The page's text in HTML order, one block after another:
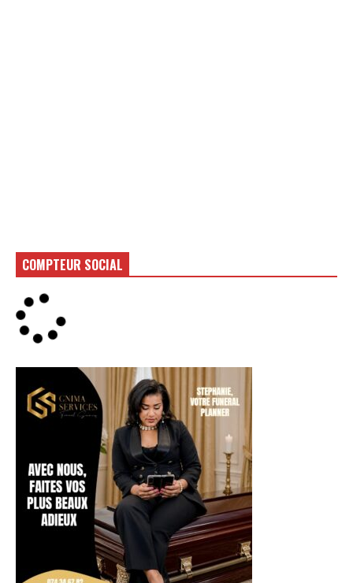
COMPTEUR SOCIAL